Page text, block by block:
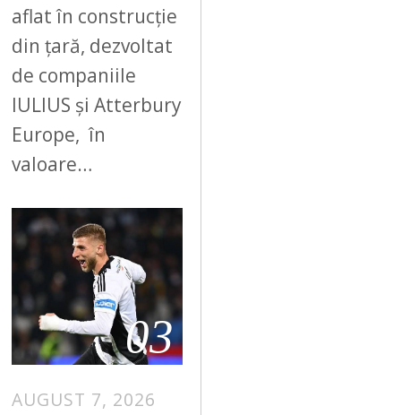
aflat în construcție
din țară, dezvoltat
de companiile
IULIUS și Atterbury
Europe, în
valoare…
03
AUGUST 7, 2026